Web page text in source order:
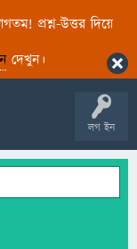
প্রশ্ন-উত্তর দিয়ে
দেখুন।
লগ ইন